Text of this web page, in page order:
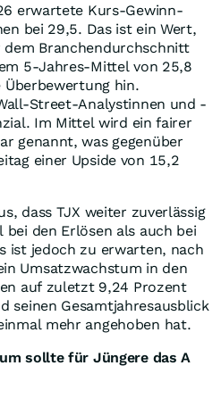
erwartete Kurs-Gewinn-
bei 29,5. Das ist ein Wert,
Branchendurchschnitt
5-Jahres-Mittel von 25,8
hin.
Street-Analystinnen und -
Im Mittel wird ein fairer
genannt, was gegenüber
einer Upside von 15,2
dass TJX weiter zuverlässig
den Erlösen als auch bei
ist jedoch zu erwarten, nach
Umsatzwachstum in den
auf zuletzt 9,24 Prozent
seinen Gesamtjahresausblick
mehr angehoben hat.
sollte für Jüngere das A